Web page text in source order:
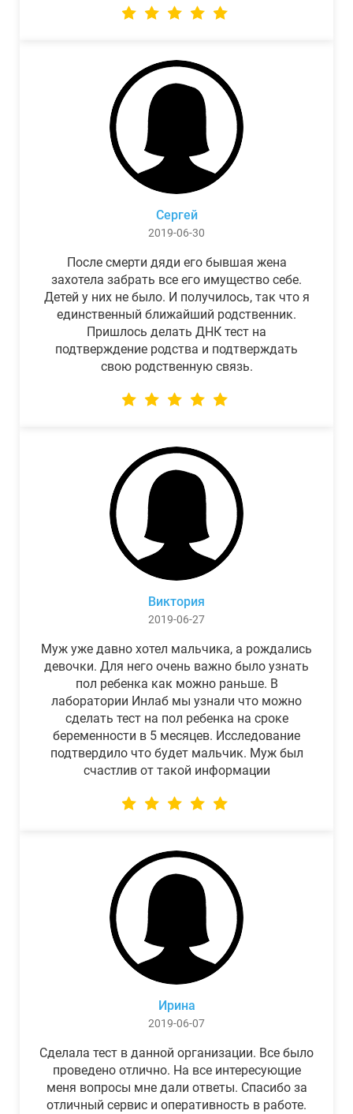
Сергей
2019-06-30
После смерти дяди его бывшая жена
захотела забрать все его имущество себе.
Детей у них не было. И получилось, так что я
единственный ближайший родственник.
Пришлось делать ДНК тест на
подтверждение родства и подтверждать
свою родственную связь.
Виктория
2019-06-27
Муж уже давно хотел мальчика, а рождались
девочки. Для него очень важно было узнать
пол ребенка как можно раньше. В
лаборатории Инлаб мы узнали что можно
сделать тест на пол ребенка на сроке
беременности в 5 месяцев. Исследование
подтвердило что будет мальчик. Муж был
счастлив от такой информации
Ирина
2019-06-07
Сделала тест в данной организации. Все было
проведено отлично. На все интересующие
меня вопросы мне дали ответы. Спасибо за
отличный сервис и оперативность в работе.